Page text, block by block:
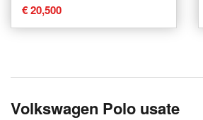
€ 20,500
Volkswagen Polo usate